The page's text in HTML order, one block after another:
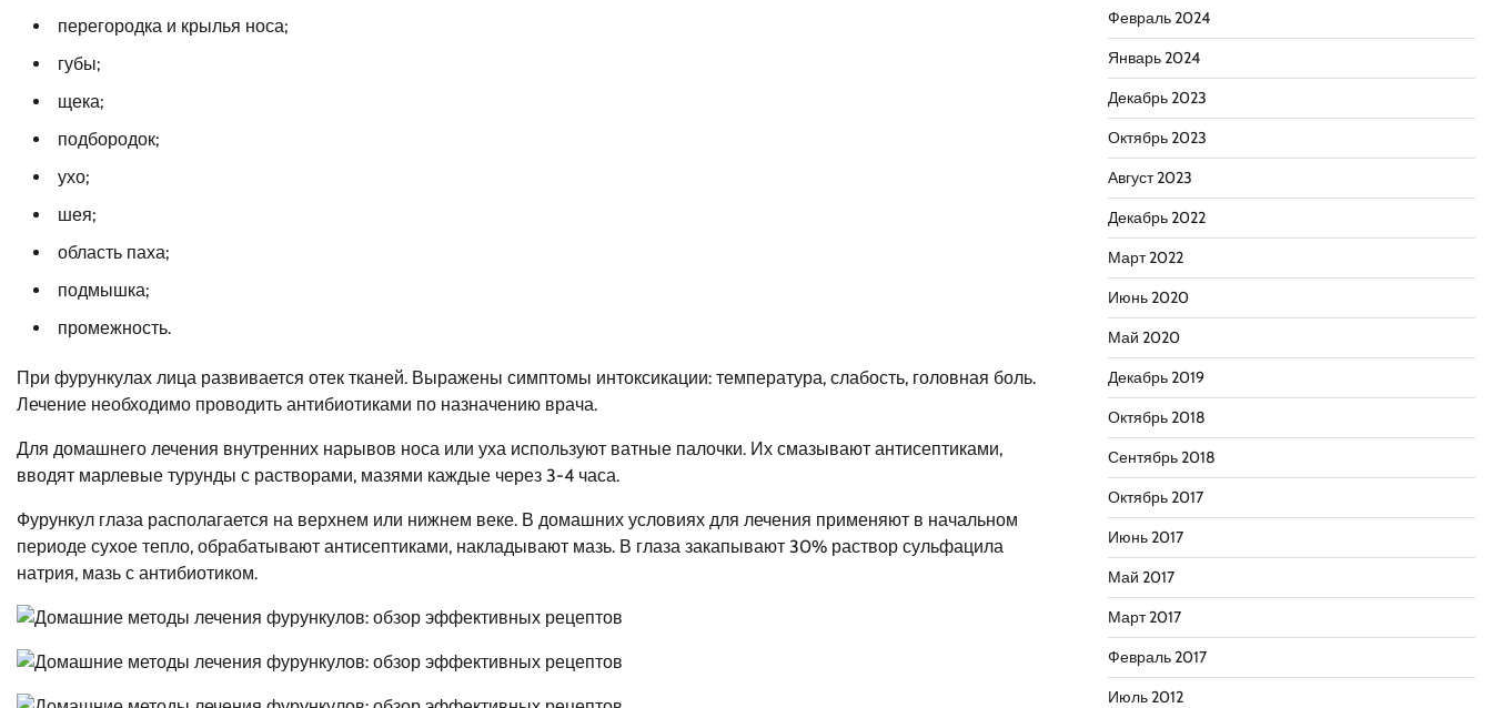
перегородка и крылья носа;
губы;
щека;
подбородок;
ухо;
шея;
область паха;
подмышка;
промежность.
При фурункулах лица развивается отек тканей. Выражены симптомы интоксикации: температура, слабость, головная боль.
Лечение необходимо проводить антибиотиками по назначению врача.
Для домашнего лечения внутренних нарывов носа или уха используют ватные палочки. Их смазывают антисептиками,
вводят марлевые турунды с растворами, мазями каждые через 3-4 часа.
Фурункул глаза располагается на верхнем или нижнем веке. В домашних условиях для лечения применяют в начальном
периоде сухое тепло, обрабатывают антисептиками, накладывают мазь. В глаза закапывают 30% раствор сульфацила
натрия, мазь с антибиотиком.
Февраль 2024
Январь 2024
Декабрь 2023
Октябрь 2023
Август 2023
Декабрь 2022
Март 2022
Июнь 2020
Май 2020
Декабрь 2019
Октябрь 2018
Сентябрь 2018
Октябрь 2017
Июнь 2017
Май 2017
Март 2017
Февраль 2017
Июль 2012